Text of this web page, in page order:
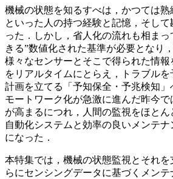
機械の状態を知るすべは，かつては
といった人の持つ経験と記憶，そし
った．しかし，省人化の流れも相ま
きる”数値化された基準が必要となり
様々なセンサーとそこで得られた情
をリアルタイムにとらえ，トラブル
計画を立てる「予知保全・予兆検知」
モートワーク化が急激に進んだ昨今
が高まるにつれ，人間の監視をほと
自動化システムと効率の良いメンテナ
になった．
本特集では，機械の状態監視とそれを
らにセンシングデータに基づくメン